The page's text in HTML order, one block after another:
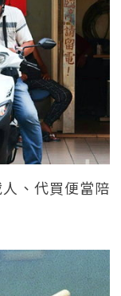
、代買便當陪